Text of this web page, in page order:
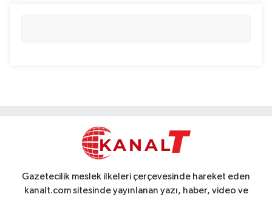
Gazetecilik meslek ilkeleri çerçevesinde hareket eden
kanalt.com sitesinde yayınlanan yazı, haber, video ve